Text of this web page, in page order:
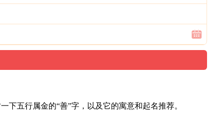
下五行属金的“善”字，以及它的寓意和起名推荐。